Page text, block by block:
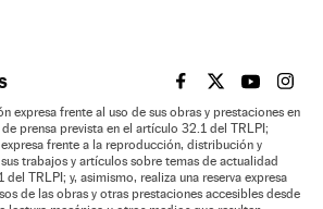
EL PAÍS BRASIL EN
EL PAÍSEL PAÍS
EL
expresa frente al uso de sus obras y prestaciones en
prensa prevista en el artículo 32.1 del TRLPI;
frente a la reproducción, distribución y
trabajos y artículos sobre temas de actualidad
TRLPI; y, asimismo, realiza una reserva expresa
de las obras y otras prestaciones accesibles desde